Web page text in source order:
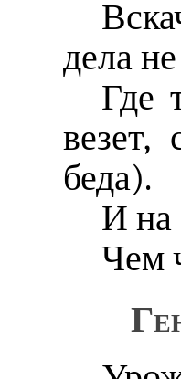
дела
Где
везет,
беда).
И на
Чем